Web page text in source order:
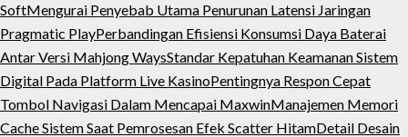
SoftMengurai Penyebab Utama Penurunan Latensi Jaringan
Pragmatic PlayPerbandingan Efisiensi Konsumsi Daya Baterai
Antar Versi Mahjong WaysStandar Kepatuhan Keamanan Sistem
Digital Pada Platform Live KasinoPentingnya Respon Cepat
Tombol Navigasi Dalam Mencapai MaxwinManajemen Memori
Cache Sistem Saat Pemrosesan Efek Scatter HitamDetail Desain